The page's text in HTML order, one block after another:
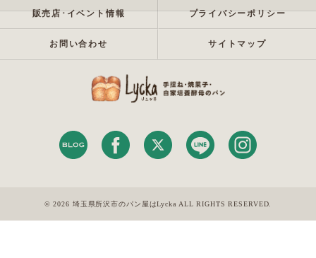
販売店･イベント情報 プライバシーポリシー
お問い合わせ サイトマップ
© 2026 埼玉県所沢市のパン屋はLycka ALL RIGHTS RESERVED.